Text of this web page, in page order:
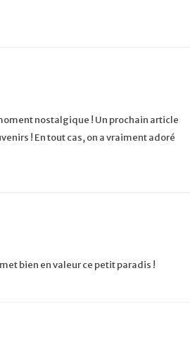
nostalgique ! Un prochain article
! En tout cas, on a vraiment adoré
bien en valeur ce petit paradis !